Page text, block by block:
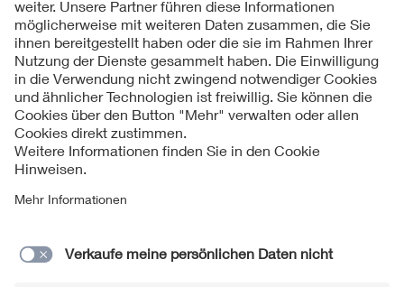
Kontakte
Service
Impressum
Datenschutzinformationen
Cookie Hinweise
Lieferantenportal